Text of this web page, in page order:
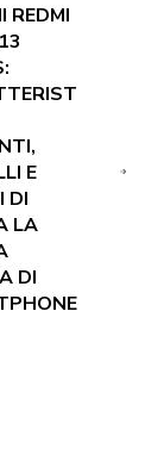
REDMI
E
DI
LA
DI